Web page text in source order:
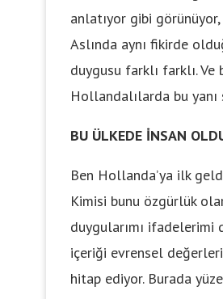
anlatıyor gibi
Aslında aynı fikirde
duygusu farklı farklı.
Hollandalılarda bu
BU ÜLKEDE İNSAN
Ben Hollanda’ya ilk
Kimisi bunu özgürlük
duygularımı
içeriği evrensel
hitap ediyor. Burada